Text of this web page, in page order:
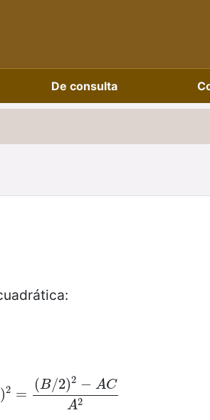
De consulta
)2 =
( B/2)2 − AC
A2
)2 =( B/2)2−ACA2